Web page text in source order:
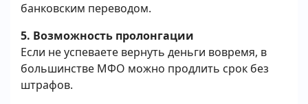
банковским переводом.
5. Возможность пролонгации
Если не успеваете вернуть деньги вовремя, в
большинстве МФО можно продлить срок без
штрафов.